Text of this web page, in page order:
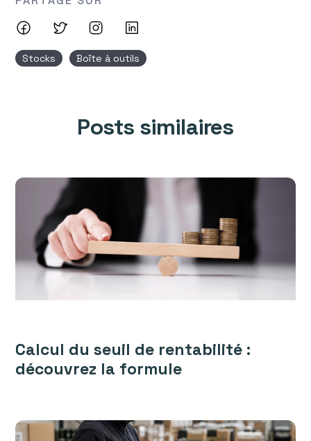
Stocks Boîte à outils
Posts similaires
Calcul du seuil de rentabilité :
découvrez la formule